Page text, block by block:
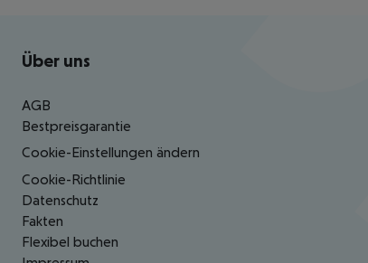
Footer navigation
Über uns
AGB
Bestpreisgarantie
Cookie-Einstellungen ändern
Cookie-Richtlinie
Datenschutz
Fakten
Flexibel buchen